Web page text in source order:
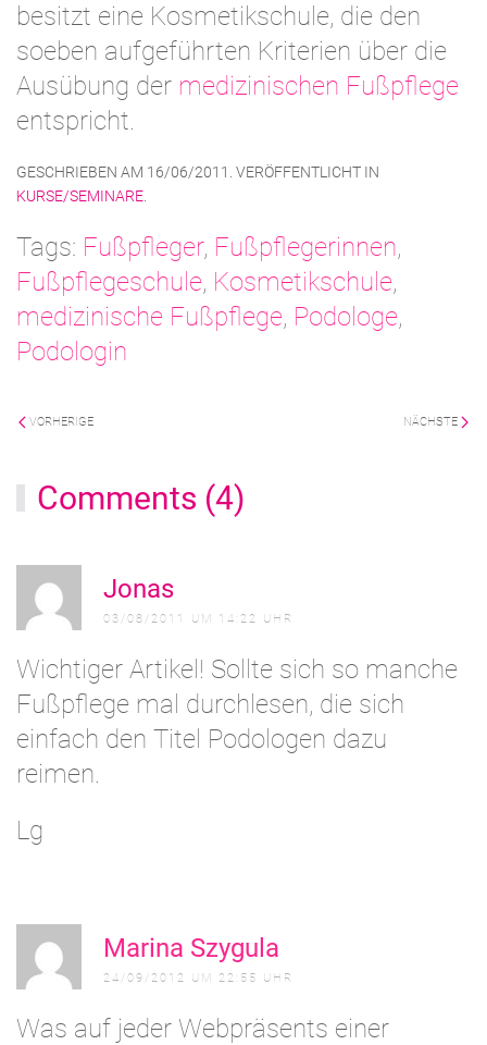
besitzt eine Kosmetikschule, die den
soeben aufgeführten Kriterien über die
Ausübung der medizinischen Fußpflege
entspricht.
GESCHRIEBEN AM 16/06/2011 . VERÖFFENTLICHT IN
KURSE/SEMINARE
Tags: Fußpfleger, Fußpflegerinnen,
Fußpflegeschule, Kosmetikschule,
medizinische Fußpflege, Podologe,
Podologin
VORHERIGE NÄCHSTE
Comments (4)
Jonas
03/08/2011 UM 14:22 UHR
Wichtiger Artikel! Sollte sich so manche
Fußpflege mal durchlesen, die sich
einfach den Titel Podologen dazu
reimen.
Lg
Marina Szygula
24/09/2012 UM 22:55 UHR
Was auf jeder Webpräsents einer